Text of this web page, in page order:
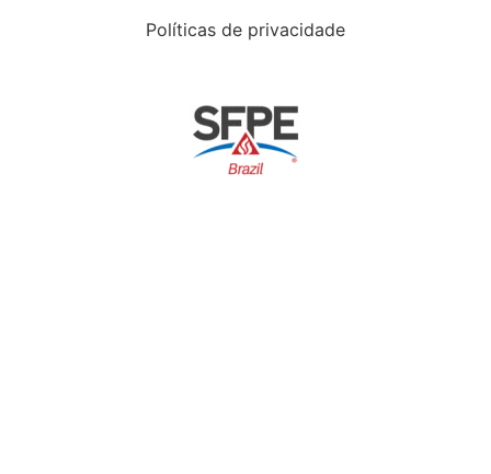
Políticas de privacidade